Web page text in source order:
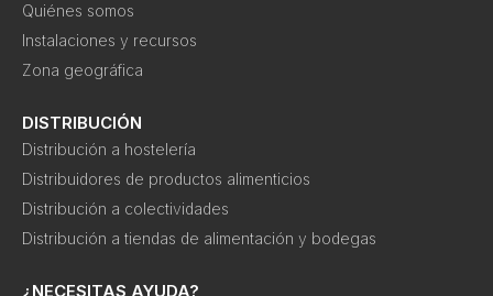
Quiénes somos
Instalaciones y recursos
Zona geográfica
DISTRIBUCIÓN
Distribución a hostelería
Distribuidores de productos alimenticios
Distribución a colectividades
Distribución a tiendas de alimentación y bodegas
¿NECESITAS AYUDA?